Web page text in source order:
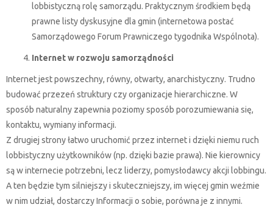
lobbistyczną rolę samorządu. Praktycznym środkiem będą
prawne listy dyskusyjne dla gmin (internetowa postać
Samorządowego Forum Prawniczego tygodnika Wspólnota).
Internet w rozwoju samorządności
Internet jest powszechny, równy, otwarty, anarchistyczny. Trudno
budować przezeń struktury czy organizacje hierarchiczne. W
sposób naturalny zapewnia poziomy sposób porozumiewania się,
kontaktu, wymiany informacji.
Z drugiej strony łatwo uruchomić przez internet i dzięki niemu ruch
lobbistyczny użytkowników (np. dzięki bazie prawa). Nie kierownicy
są w internecie potrzebni, lecz liderzy, pomysłodawcy akcji lobbingu.
A ten będzie tym silniejszy i skuteczniejszy, im więcej gmin weźmie
w nim udział, dostarczy Informacji o sobie, porówna je z innymi.